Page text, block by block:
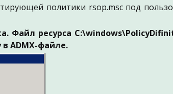
политики rsop.msc под
Файл ресурса
ADMX-файле.